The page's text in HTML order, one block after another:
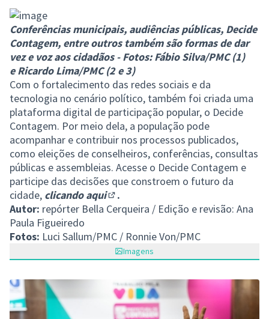
Conferências municipais, audiências públicas, Decide
Contagem, entre outros também são formas de dar
vez e voz aos cidadãos - Fotos: Fábio Silva/PMC (1)
e Ricardo Lima/PMC (2 e 3)
Com o fortalecimento das redes sociais e da
tecnologia no cenário político, também foi criada uma
plataforma digital de participação popular, o Decide
Contagem. Por meio dela, a população pode
acompanhar e contribuir nos processos publicados,
como eleições de conselheiros, conferências, consultas
públicas e assembleias. Acesse o Decide Contagem e
participe das decisões que constroem o futuro da
cidade, clicando aqui
(Abrir em nova aba)
.
Autor: repórter Bella Cerqueira / Edição e revisão: Ana
Paula Figueiredo
Fotos: Luci Sallum/PMC / Ronnie Von/PMC
Imagens